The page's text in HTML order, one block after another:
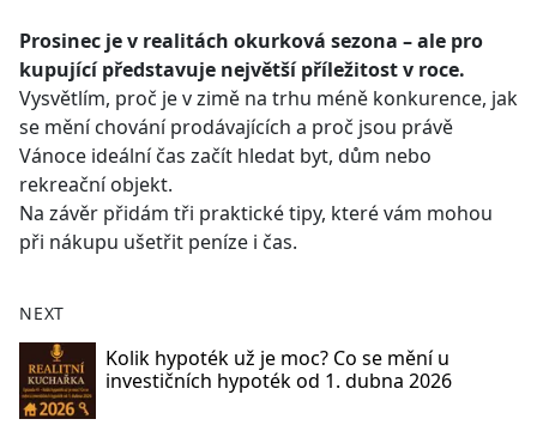
b
o
o
k
Prosinec je v realitách okurková sezona – ale pro
kupující představuje největší příležitost v roce.
Vysvětlím, proč je v zimě na trhu méně konkurence, jak
se mění chování prodávajících a proč jsou právě
Vánoce ideální čas začít hledat byt, dům nebo
rekreační objekt.
Na závěr přidám tři praktické tipy, které vám mohou
při nákupu ušetřit peníze i čas.
NEXT
Kolik hypoték už je moc? Co se mění u
investičních hypoték od 1. dubna 2026